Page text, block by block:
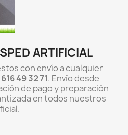
ARTIFICIAL
con envío a cualquier
616 49 32 71. Envío desde
de pago y preparación
en todos nuestros